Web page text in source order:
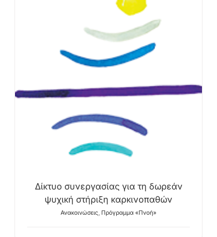
Δίκτυο συνεργασίας για τη δωρεάν
ψυχική στήριξη καρκινοπαθών
Ανακοινώσεις Πρόγραμμα «Πνοή»